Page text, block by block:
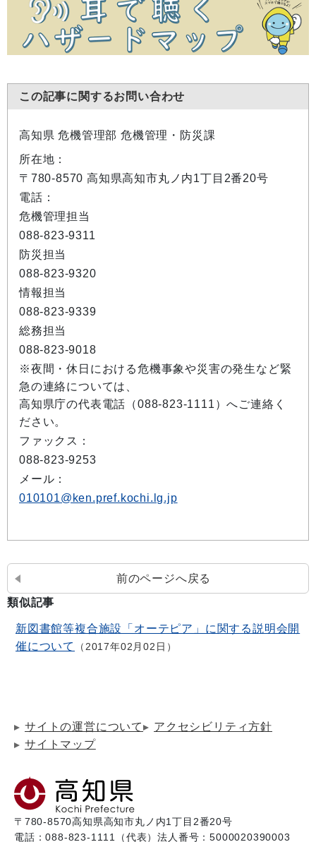
この記事に関するお問い合わせ
高知県 危機管理部 危機管理・防災課
所在地：
〒780-8570 高知県高知市丸ノ内1丁目2番20号
電話：
危機管理担当
088-823-9311
防災担当
088-823-9320
情報担当
088-823-9339
総務担当
088-823-9018
※夜間・休日における危機事象や災害の発生など緊
急の連絡については、
高知県庁の代表電話（088-823-1111）へご連絡く
ださい。
ファックス：
088-823-9253
メール：
010101@ken.pref.kochi.lg.jp
前のページへ戻る
類似記事
新図書館等複合施設「オーテピア」に関する説明会開
催について
2017年02月02日
サイトの運営について
アクセシビリティ方針
サイトマップ
〒780-8570高知県高知市丸ノ内1丁目2番20号
電話：088-823-1111（代表）法人番号：5000020390003